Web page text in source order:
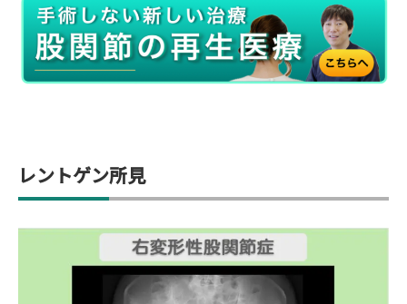
レントゲン所見